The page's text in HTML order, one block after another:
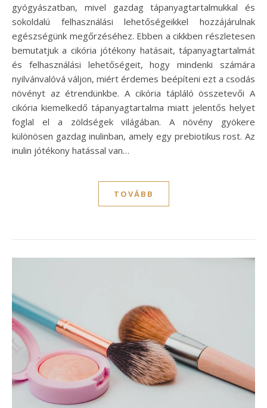
gyógyászatban, mivel gazdag tápanyagtartalmukkal és
sokoldalú felhasználási lehetőségeikkel hozzájárulnak
egészségünk megőrzéséhez. Ebben a cikkben részletesen
bemutatjuk a cikória jótékony hatásait, tápanyagtartalmát
és felhasználási lehetőségeit, hogy mindenki számára
nyilvánvalóvá váljon, miért érdemes beépíteni ezt a csodás
növényt az étrendünkbe. A cikória tápláló összetevői A
cikória kiemelkedő tápanyagtartalma miatt jelentős helyet
foglal el a zöldségek világában. A növény gyökere
különösen gazdag inulinban, amely egy prebiotikus rost. Az
inulin jótékony hatással van…
TOVÁBB